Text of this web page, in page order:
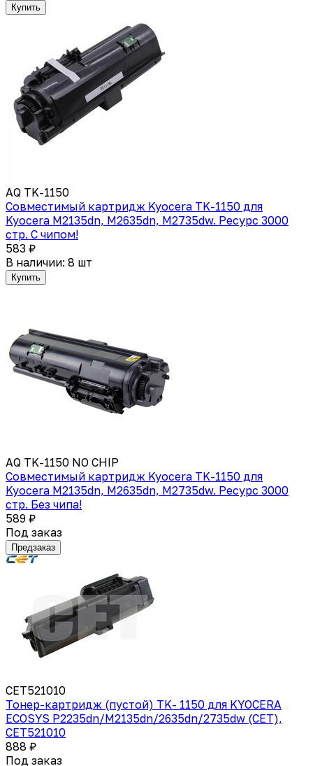
Купить
AQ TK-1150
Совместимый картридж Kyocera TK-1150 для
Kyocera M2135dn, M2635dn, M2735dw. Ресурс 3000
стр. C чипом!
583 ₽
В наличии: 8 шт
Купить
AQ TK-1150 NO CHIP
Совместимый картридж Kyocera TK-1150 для
Kyocera M2135dn, M2635dn, M2735dw. Ресурс 3000
стр. Без чипа!
589 ₽
Под заказ
Предзаказ
CET521010
Тонер-картридж (пустой) TK- 1150 для KYOCERA
ECOSYS P2235dn/M2135dn/2635dn/2735dw (CET),
CET521010
888 ₽
Под заказ